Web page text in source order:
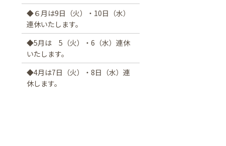
◆６月は9日（火）・10日（水）
連休いたします。
◆5月は 5（火）・6（水）連休
いたします。
◆4月は7日（火）・8日（水）連
休します。